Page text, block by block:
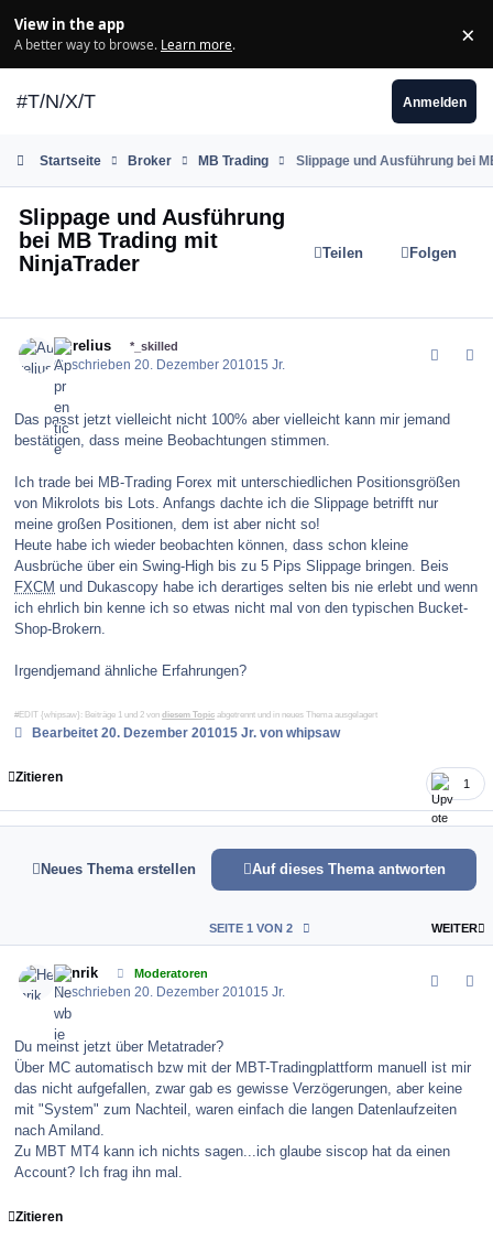
View in the app
A better way to browse. Learn more. ×
#T/N/X/T Anmelden
Startseite Broker MB Trading Slippage und Ausführung bei
Slippage und Ausführung
bei MB Trading mit
NinjaTrader
Teilen Folgen
Aurelius *_skilled
Geschrieben20. Dezember 201015 Jr.
Das passt jetzt vielleicht nicht 100% aber vielleicht kann mir jemand
bestätigen, dass meine Beobachtungen stimmen.
Ich trade bei MB-Trading Forex mit unterschiedlichen Positionsgrößen
von Mikrolots bis Lots. Anfangs dachte ich die Slippage betrifft nur
meine großen Positionen, dem ist aber nicht so!
Heute habe ich wieder beobachten können, dass schon kleine
Ausbrüche über ein Swing-High bis zu 5 Pips Slippage bringen. Beis
FXCM und Dukascopy habe ich derartiges selten bis nie erlebt und wenn
ich ehrlich bin kenne ich so etwas nicht mal von den typischen Bucket-
Shop-Brokern.
Irgendjemand ähnliche Erfahrungen?
#EDIT {whipsaw}: Beiträge 1 und 2 von diesem Topic abgetrennt und in neues Thema ausgelagert
Bearbeitet20. Dezember 201015 Jr. von whipsaw
Zitieren 1
Neues Thema erstellen Auf dieses Thema antworten
WEITER
SEITE 1 VON 2
Henrik Moderatoren
Geschrieben20. Dezember 201015 Jr.
Du meinst jetzt über Metatrader?
Über MC automatisch bzw mit der MBT-Tradingplattform manuell ist mir
das nicht aufgefallen, zwar gab es gewisse Verzögerungen, aber keine
mit "System" zum Nachteil, waren einfach die langen Datenlaufzeiten
nach Amiland.
Zu MBT MT4 kann ich nichts sagen...ich glaube siscop hat da einen
Account? Ich frag ihn mal.
Zitieren